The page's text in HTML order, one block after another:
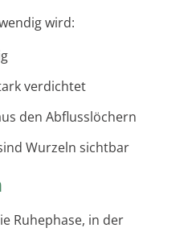
wird:
verdichtet
den Abflusslöchern
Wurzeln sichtbar
Ruhephase, in der